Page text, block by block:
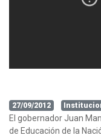
27/09/2012
El gobernador Juan
de Educación de la